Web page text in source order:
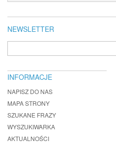
NEWSLETTER
INFORMACJE
NAPISZ DO NAS
MAPA STRONY
SZUKANE FRAZY
WYSZUKIWARKA
AKTUALNOŚCI